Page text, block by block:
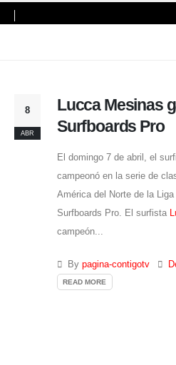
8
ABR
Lucca Mesinas
Surfboards Pro
El domingo 7 de abril, el
campeonó en la serie de
América del Norte de la
Surfboards Pro. El surfista
campeón...
By pagina-contigotv
READ MORE